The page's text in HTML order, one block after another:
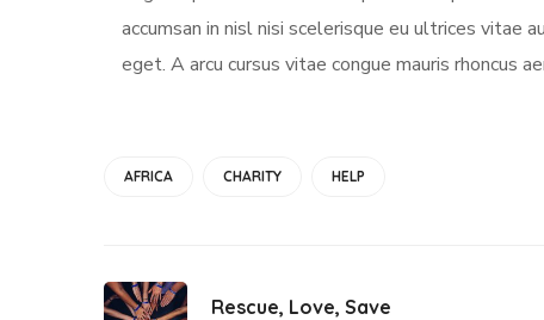
accumsan in nisl nisi scelerisque eu ultrices vitae
eget. A arcu cursus vitae congue mauris rhoncus
AFRICA CHARITY HELP
Rescue, Love, Save